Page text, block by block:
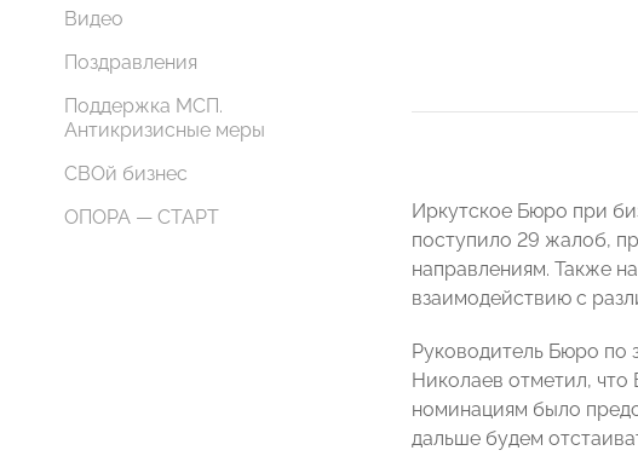
Видео
Поздравления
Поддержка МСП.
Антикризисные меры
СВОй бизнес
ОПОРА — СТАРТ
Иркутское Бюро при
поступило 29 жалоб,
направлениям. Также
взаимодействию с
Руководитель Бюро
Николаев отметил, что
номинациям было
дальше будем